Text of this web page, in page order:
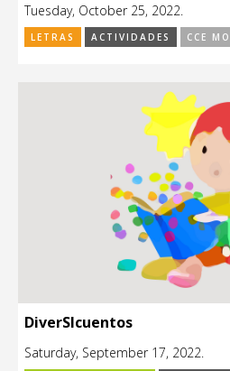
Tuesday, October 25, 2022.
LETRAS ACTIVIDADES CCE
DiverSIcuentos
Saturday, September 17, 2022.